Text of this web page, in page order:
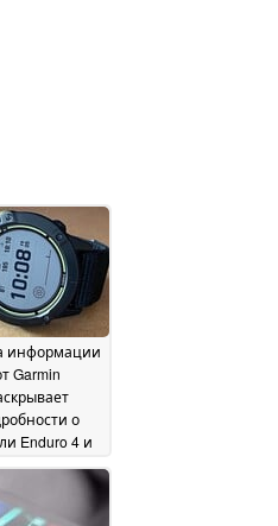
информации
Garmin
о
Enduro 4 и
Connect+ 17
June 2026